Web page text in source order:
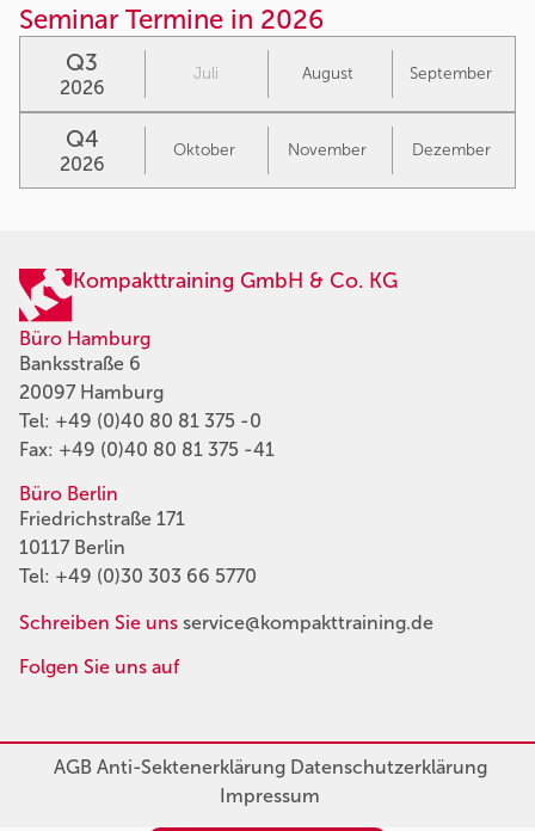
Seminar Termine in 2026
Q3
2026
Juli August September
Q4
2026
Oktober November Dezember
Kompakttraining GmbH & Co. KG
Büro Hamburg
Banksstraße 6
20097 Hamburg
Tel: +49 (0)40 80 81 375 -0
Fax: +49 (0)40 80 81 375 -41
Büro Berlin
Friedrichstraße 171
10117 Berlin
Tel: +49 (0)30 303 66 5770
Schreiben Sie uns service@kompakttraining.de
Folgen Sie uns auf
AGBAnti-SektenerklärungDatenschutzerklärung
Impressum